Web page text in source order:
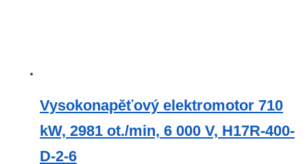
Vysokonapěťový elektromotor 710
kW, 2981 ot./min, 6 000 V, H17R-400-
D-2-6